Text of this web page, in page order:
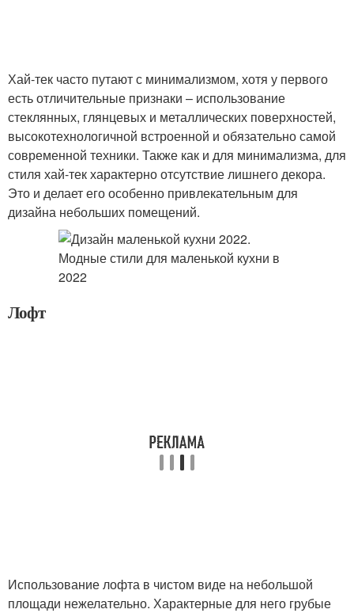
Хай-тек часто путают с минимализмом, хотя у первого
есть отличительные признаки – использование
стеклянных, глянцевых и металлических поверхностей,
высокотехнологичной встроенной и обязательно самой
современной техники. Также как и для минимализма, для
стиля хай-тек характерно отсутствие лишнего декора.
Это и делает его особенно привлекательным для
дизайна небольших помещений.
Лофт
Использование лофта в чистом виде на небольшой
площади нежелательно. Характерные для него грубые